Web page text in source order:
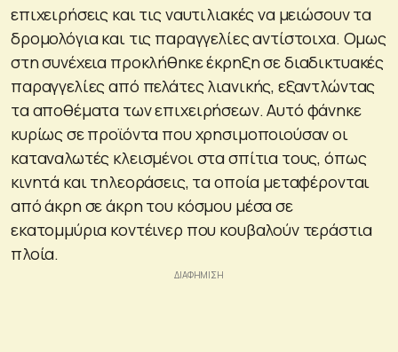
επιχειρήσεις και τις ναυτιλιακές να μειώσουν τα
δρομολόγια και τις παραγγελίες αντίστοιχα. Ομως
στη συνέχεια προκλήθηκε έκρηξη σε διαδικτυακές
παραγγελίες από πελάτες λιανικής, εξαντλώντας
τα αποθέματα των επιχειρήσεων. Αυτό φάνηκε
κυρίως σε προϊόντα που χρησιμοποιούσαν οι
καταναλωτές κλεισμένοι στα σπίτια τους, όπως
κινητά και τηλεοράσεις, τα οποία μεταφέρονται
από άκρη σε άκρη του κόσμου μέσα σε
εκατομμύρια κοντέινερ που κουβαλούν τεράστια
πλοία.